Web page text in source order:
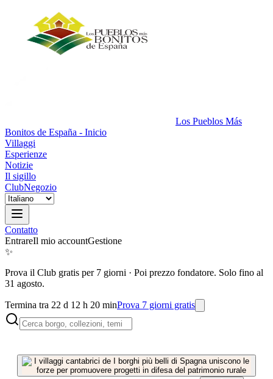
Los Pueblos Más
Bonitos de España - Inicio
Villaggi
Esperienze
Notizie
Il sigillo
ClubNegozio
Contatto
EntrareIl mio accountGestione
✨
Prova il Club gratis per 7 giorni · Poi prezzo fondatore. Solo fino al
31 agosto.
Termina tra 22 d 12 h 20 minProva 7 giorni gratis